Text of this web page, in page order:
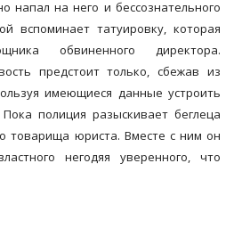
напал на него и бессознательного
вспоминает татуировку, которая
обвиненного директора.
предстоит только, сбежав из
имеющиеся данные устроить
полиция разыскивает беглеца
товарища юриста. Вместе с ним он
негодяя уверенного, что